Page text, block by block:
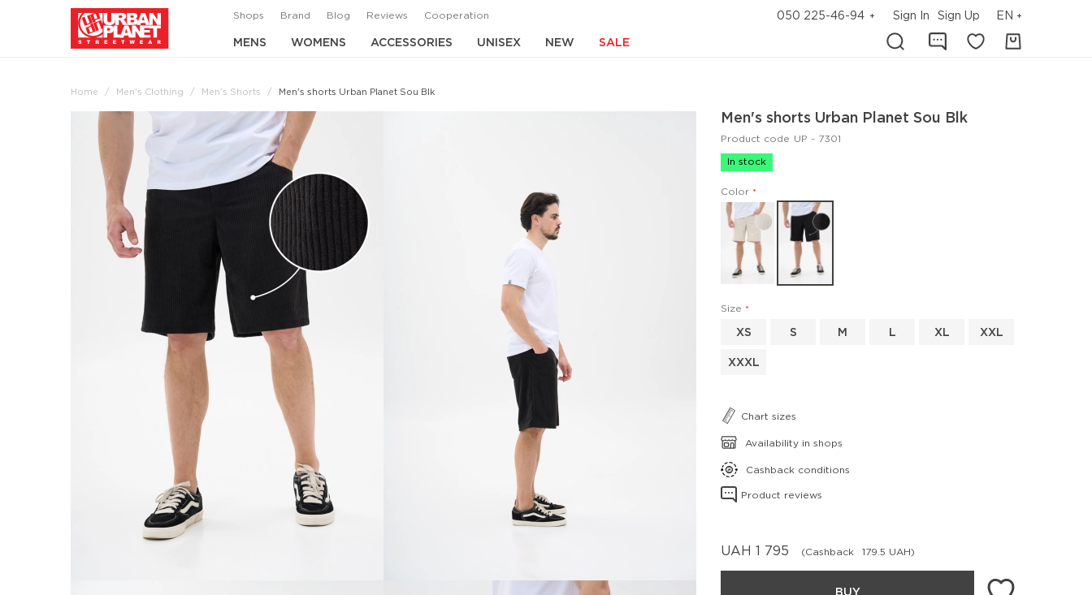
Shops Brand Blog Reviews Cooperation 050 225-46-94 Sign In Sign Up EN
MENS WOMENS ACCESSORIES UNISEX NEW SALE
Home Men's Clothing Men's Shorts Men's shorts Urban Planet Sou Blk
Men's shorts Urban Planet Sou Blk
Product code UP - 7301
In stock
Color
Size
XS S M L XL XXL
XXXL
Chart sizes
Availability in shops
Cashback conditions
Product reviews
UAH 1 795 (Cashback 179.5 UAH)
BUY